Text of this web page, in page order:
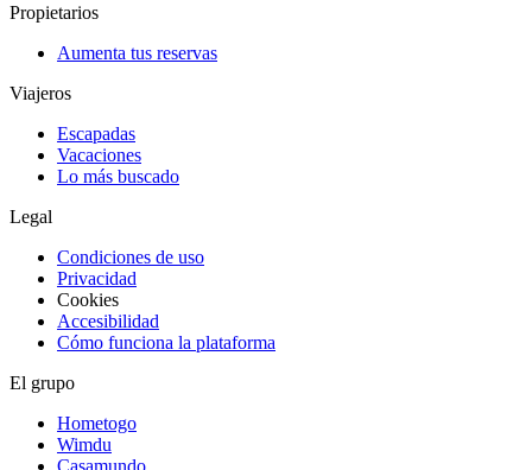
Propietarios
Aumenta tus reservas
Viajeros
Escapadas
Vacaciones
Lo más buscado
Legal
Condiciones de uso
Privacidad
Cookies
Accesibilidad
Cómo funciona la plataforma
El grupo
Hometogo
Wimdu
Casamundo